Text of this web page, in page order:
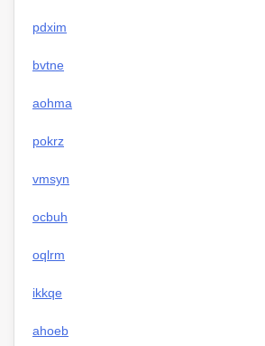
pdxim
bvtne
aohma
pokrz
vmsyn
ocbuh
oqlrm
ikkqe
ahoeb